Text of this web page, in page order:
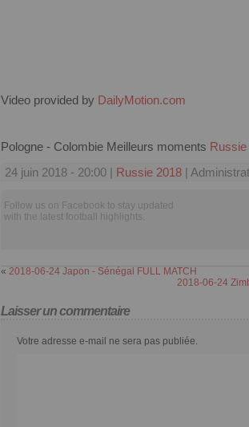
Video provided by DailyMotion.com
Pologne - Colombie Meilleurs moments Russie
24 juin 2018 - 20:00 | Russie 2018 |
Follow us on Facebook to stay updated
with the latest football highlights.
« 2018-06-24 Japon - Sénégal FULL MATCH
2018-06-24
Laisser un commentaire
Votre adresse e-mail ne sera pas publiée.